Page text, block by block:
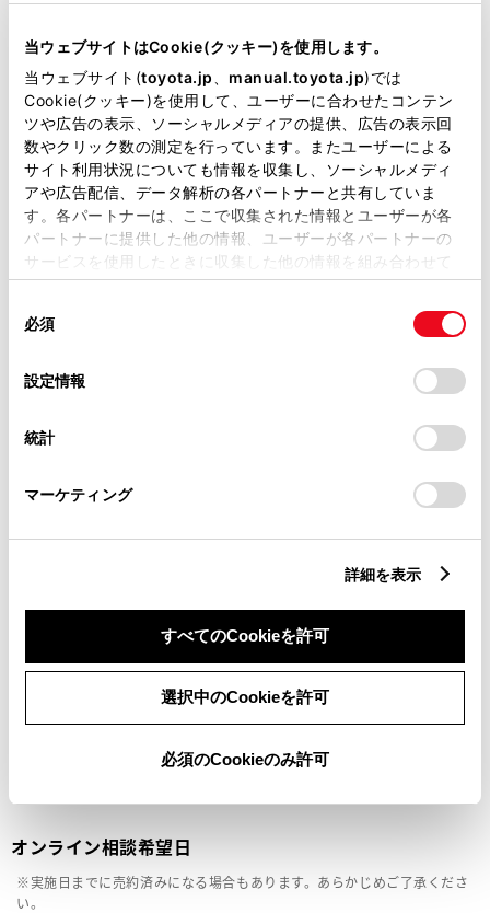
当ウェブサイトはCookie(クッキー)を使用します。
当ウェブサイト(toyota.jp manual.toyota.jp)では
Cookie(クッキー)を使用して、ユーザーに合わせたコンテン
ツや広告の表示、ソーシャルメディアの提供、広告の表示回
数やクリック数の測定を行っています。またユーザーによる
サイト利用状況についても情報を収集し、ソーシャルメディ
アや広告配信、データ解析の各パートナーと共有していま
す。各パートナーは、ここで収集された情報とユーザーが各
パートナーに提供した他の情報、ユーザーが各パートナーの
サービスを使用したときに収集した他の情報を組み合わせて
使用することがあります。当ウェブサイトの使用を続行する
デバイスにすべてのCookie(クッキー)が保存されることに同
意したことになります。Cookie(クッキー)のオプトアウト、
設定の変更、同意を撤回したりするにあたっては、当社の
「Cookie（クッキー）情報の取り扱いについて
」をご覧くだ
必須
設定情報
統計
マーケティング
詳細を表示
すべてのCookieを許可
選択中のCookieを許可
必須のCookieのみ許可
建物名
必須 ご希望の連絡方法
Eメール
メールアドレス
オンライン相談希望日
※実施日までに売約済みになる場合もあります。あらかじめご了承くださ
い。